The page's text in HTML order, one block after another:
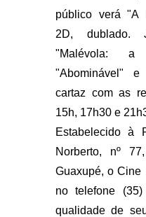
público verá "A
2D, dublado.
"Malévola:
"Abominável"
cartaz com as
15h, 17h30 e
Estabelecido à
Norberto, nº
Guaxupé, o Cine
no telefone
qualidade de